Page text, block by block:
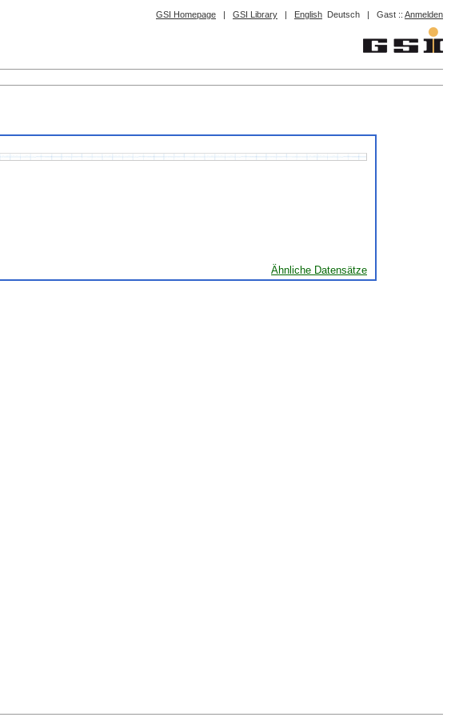
GSI Homepage | GSI Library | English Deutsch | Gast :: Anmelden
Ähnliche Datensätze